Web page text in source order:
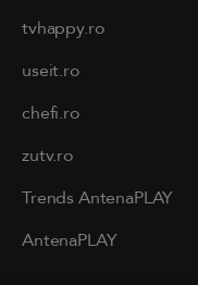
tvhappy.ro
useit.ro
chefi.ro
zutv.ro
Trends AntenaPLAY
AntenaPLAY